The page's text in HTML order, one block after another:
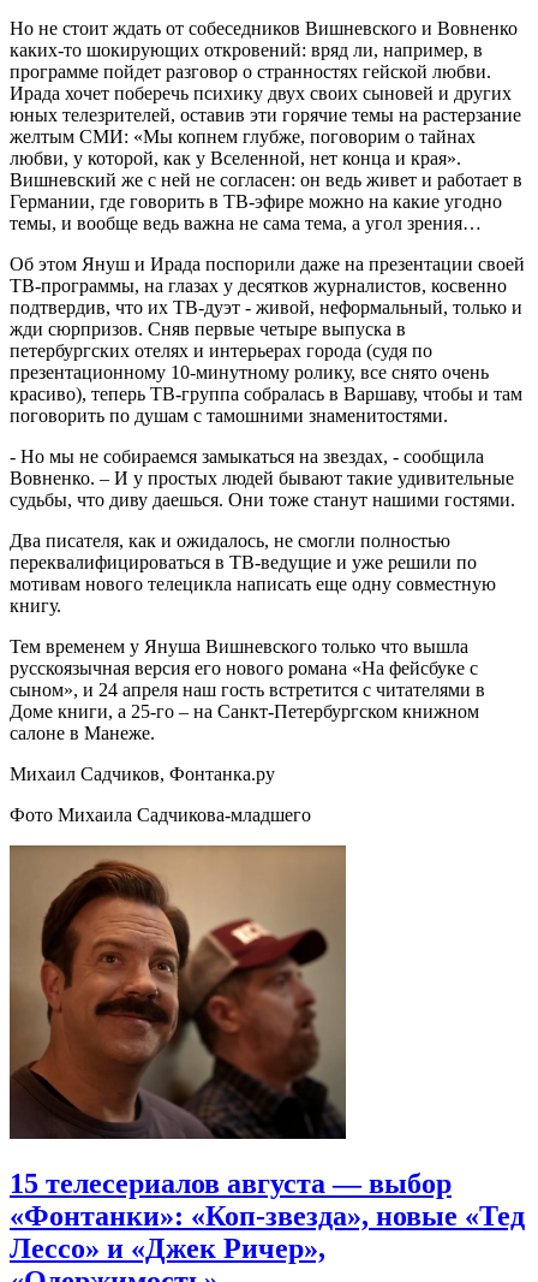
Но не стоит ждать от собеседников Вишневского и Вовненко
каких-то шокирующих откровений: вряд ли, например, в
программе пойдет разговор о странностях гейской любви.
Ирада хочет поберечь психику двух своих сыновей и других
юных телезрителей, оставив эти горячие темы на растерзание
желтым СМИ: «Мы копнем глубже, поговорим о тайнах
любви, у которой, как у Вселенной, нет конца и края».
Вишневский же с ней не согласен: он ведь живет и работает в
Германии, где говорить в ТВ-эфире можно на какие угодно
темы, и вообще ведь важна не сама тема, а угол зрения…
Об этом Януш и Ирада поспорили даже на презентации своей
ТВ-программы, на глазах у десятков журналистов, косвенно
подтвердив, что их ТВ-дуэт - живой, неформальный, только и
жди сюрпризов. Сняв первые четыре выпуска в
петербургских отелях и интерьерах города (судя по
презентационному 10-минутному ролику, все снято очень
красиво), теперь ТВ-группа собралась в Варшаву, чтобы и там
поговорить по душам с тамошними знаменитостями.
- Но мы не собираемся замыкаться на звездах, - сообщила
Вовненко. – И у простых людей бывают такие удивительные
судьбы, что диву даешься. Они тоже станут нашими гостями.
Два писателя, как и ожидалось, не смогли полностью
переквалифицироваться в ТВ-ведущие и уже решили по
мотивам нового телецикла написать еще одну совместную
книгу.
Тем временем у Януша Вишневского только что вышла
русскоязычная версия его нового романа «На фейсбуке с
сыном», и 24 апреля наш гость встретится с читателями в
Доме книги, а 25-го – на Санкт-Петербургском книжном
салоне в Манеже.
Михаил Садчиков, Фонтанка.ру
Фото Михаила Садчикова-младшего
15 телесериалов августа — выбор
«Фонтанки»: «Коп-звезда», новые «Тед
Лессо» и «Джек Ричер»,